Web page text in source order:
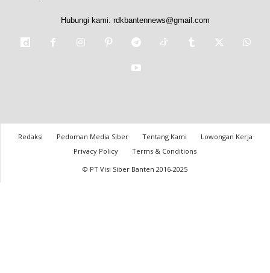
Hubungi kami: rdkbantennews@gmail.com
Redaksi Pedoman Media Siber Tentang Kami
Lowongan Kerja
Privacy Policy
Terms & Conditions
© PT Visi Siber Banten 2016-2025